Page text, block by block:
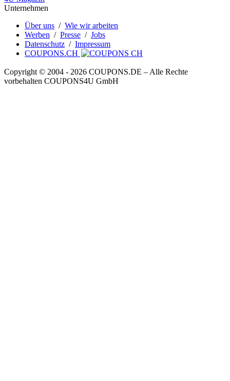
Unternehmen
Über uns / Wie wir arbeiten
Werben / Presse / Jobs
Datenschutz / Impressum
COUPONS.CH
Copyright © 2004 ‐ 2026 COUPONS.DE – Alle Rechte
vorbehalten COUPONS4U GmbH